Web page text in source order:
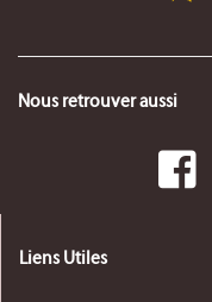
Nous retrouver aussi
Liens Utiles